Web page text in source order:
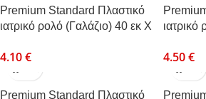
Premium Standard Πλαστικό
ιατρικό ρολό (Γαλάζιο) 40 εκ Χ
4.10€ 4.50€
Premium Standard Πλαστικό